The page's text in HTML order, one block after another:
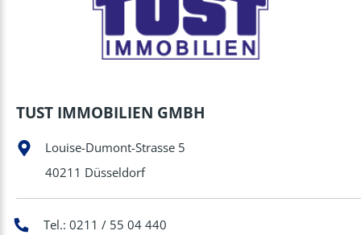
TUST IMMOBILIEN GMBH
Louise-Dumont-Strasse 5
40211 Düsseldorf
Tel.: 0211 / 55 04 440